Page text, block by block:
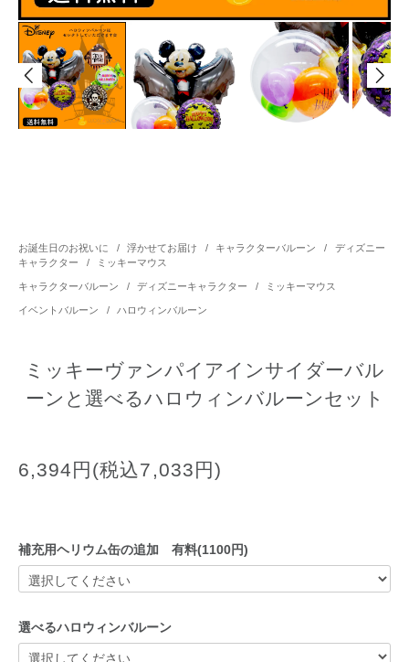
お誕生日のお祝いに / 浮かせてお届け / キャラクターバルーン /
ディズニー
キャラクター
/ ミッキーマウス
キャラクターバルーン / ディズニーキャラクター / ミッキーマウス
イベントバルーン / ハロウィンバルーン
ミッキーヴァンパイアインサイダーバル
ーンと選べるハロウィンバルーンセット
6,394円(税込7,033円)
補充用ヘリウム缶の追加 有料(1100円)
選べるハロウィンバルーン